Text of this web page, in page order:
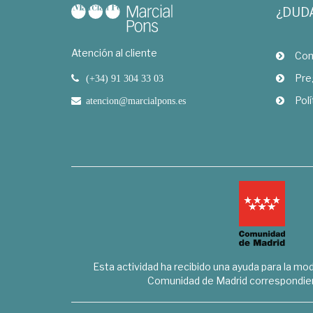
Atención al cliente
(+34) 91 304 33 03
atencion@marcialpons.es
Esta actividad ha recibido una ayuda para la
Comunidad de Madrid